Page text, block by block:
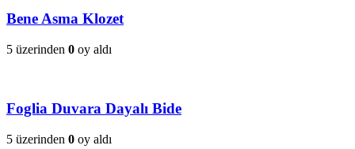
Bene Asma Klozet
5 üzerinden 0 oy aldı
Foglia Duvara Dayalı Bide
5 üzerinden 0 oy aldı